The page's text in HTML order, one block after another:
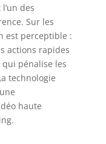
des
Sur les
est perceptible :
actions rapides
qui pénalise les
technologie
haute